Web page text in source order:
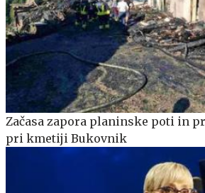
Začasa zapora planinske poti in
pri kmetiji Bukovnik